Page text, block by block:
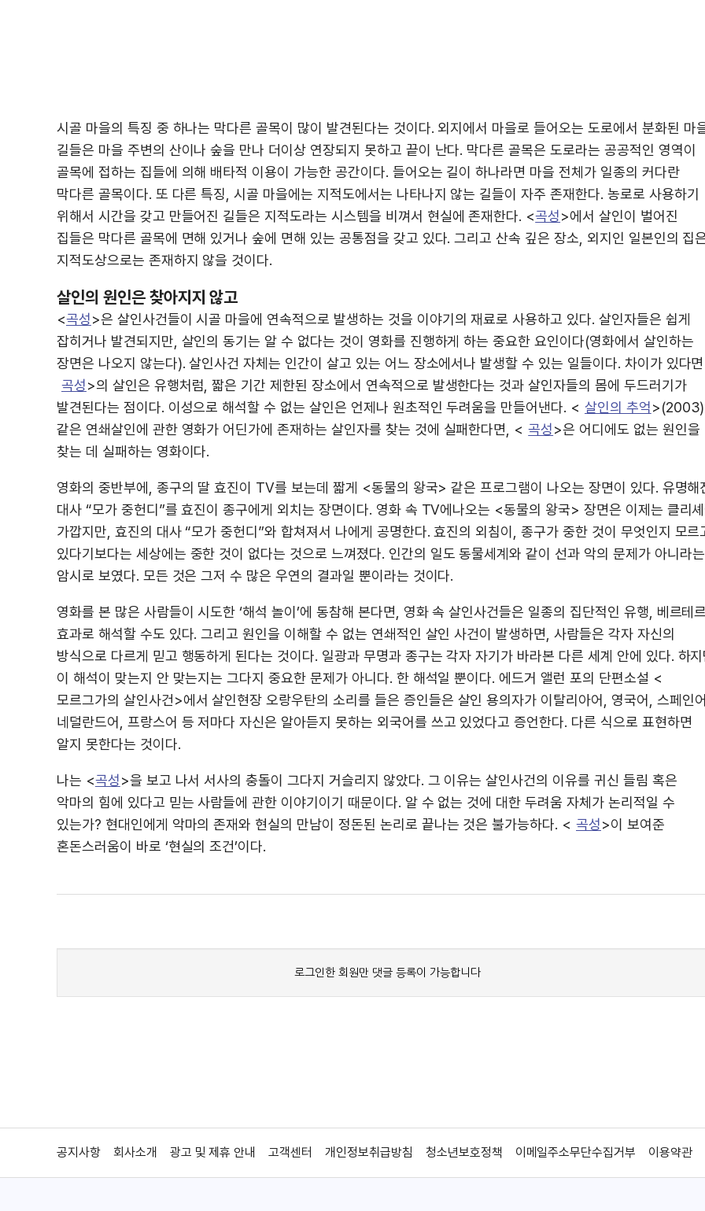
시골 마을의 특징 중 하나는 막다른 골목이 많이 발견된다는 것이다. 외지에서 마을로 들어오는 도로에서 분화된 마
길들은 마을 주변의 산이나 숲을 만나 더이상 연장되지 못하고 끝이 난다. 막다른 골목은 도로라는 공공적인 영역이
골목에 접하는 집들에 의해 배타적 이용이 가능한 공간이다. 들어오는 길이 하나라면 마을 전체가 일종의 커다란
막다른 골목이다. 또 다른 특징, 시골 마을에는 지적도에서는 나타나지 않는 길들이 자주 존재한다. 농로로 사용하기
위해서 시간을 갖고 만들어진 길들은 지적도라는 시스템을 비껴서 현실에 존재한다. <곡성>에서 살인이 벌어진
집들은 막다른 골목에 면해 있거나 숲에 면해 있는 공통점을 갖고 있다. 그리고 산속 깊은 장소, 외지인 일본인의 집
지적도상으로는 존재하지 않을 것이다.
살인의 원인은 찾아지지 않고
<곡성>은 살인사건들이 시골 마을에 연속적으로 발생하는 것을 이야기의 재료로 사용하고 있다. 살인자들은 쉽게
잡히거나 발견되지만, 살인의 동기는 알 수 없다는 것이 영화를 진행하게 하는 중요한 요인이다(영화에서 살인하는
장면은 나오지 않는다). 살인사건 자체는 인간이 살고 있는 어느 장소에서나 발생할 수 있는 일들이다. 차이가 있다
곡성>의 살인은 유행처럼, 짧은 기간 제한된 장소에서 연속적으로 발생한다는 것과 살인자들의 몸에 두드러기가
발견된다는 점이다. 이성으로 해석할 수 없는 살인은 언제나 원초적인 두려움을 만들어낸다. < 살인의 추억>(2003)
같은 연쇄살인에 관한 영화가 어딘가에 존재하는 살인자를 찾는 것에 실패한다면, < 곡성>은 어디에도 없는 원인을
찾는 데 실패하는 영화이다.
영화의 중반부에, 종구의 딸 효진이 TV를 보는데 짧게 <동물의 왕국> 같은 프로그램이 나오는 장면이 있다. 유명해
대사 “모가 중헌디”를 효진이 종구에게 외치는 장면이다. 영화 속 TV에나오는 <동물의 왕국> 장면은 이제는 클리
가깝지만, 효진의 대사 “모가 중헌디”와 합쳐져서 나에게 공명한다. 효진의 외침이, 종구가 중한 것이 무엇인지 모르
있다기보다는 세상에는 중한 것이 없다는 것으로 느껴졌다. 인간의 일도 동물세계와 같이 선과 악의 문제가 아니라는
암시로 보였다. 모든 것은 그저 수 많은 우연의 결과일 뿐이라는 것이다.
영화를 본 많은 사람들이 시도한 ‘해석 놀이’에 동참해 본다면, 영화 속 살인사건들은 일종의 집단적인 유행, 베르테
효과로 해석할 수도 있다. 그리고 원인을 이해할 수 없는 연쇄적인 살인 사건이 발생하면, 사람들은 각자 자신의
방식으로 다르게 믿고 행동하게 된다는 것이다. 일광과 무명과 종구는 각자 자기가 바라본 다른 세계 안에 있다. 하
이 해석이 맞는지 안 맞는지는 그다지 중요한 문제가 아니다. 한 해석일 뿐이다. 에드거 앨런 포의 단편소설 <
모르그가의 살인사건>에서 살인현장 오랑우탄의 소리를 들은 증인들은 살인 용의자가 이탈리아어, 영국어, 스페인
네덜란드어, 프랑스어 등 저마다 자신은 알아듣지 못하는 외국어를 쓰고 있었다고 증언한다. 다른 식으로 표현하면
알지 못한다는 것이다.
나는 <곡성>을 보고 나서 서사의 충돌이 그다지 거슬리지 않았다. 그 이유는 살인사건의 이유를 귀신 들림 혹은
악마의 힘에 있다고 믿는 사람들에 관한 이야기이기 때문이다. 알 수 없는 것에 대한 두려움 자체가 논리적일 수
있는가? 현대인에게 악마의 존재와 현실의 만남이 정돈된 논리로 끝나는 것은 불가능하다. < 곡성>이 보여준
혼돈스러움이 바로 ‘현실의 조건’이다.
공지사항 회사소개 광고 및 제휴 안내 고객센터 개인정보취급방침 청소년보호정책 이메일주소무단수집거부 이용약관